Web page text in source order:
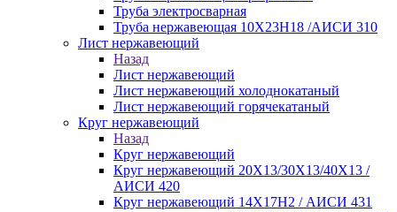
Труба электросварная
Труба нержавеющая 10Х23Н18 /АИСИ 310
Лист нержавеющий
Назад
Лист нержавеющий
Лист нержавеющий холоднокатаный
Лист нержавеющий горячекатаный
Круг нержавеющий
Назад
Круг нержавеющий
Круг нержавеющий 20Х13/30Х13/40Х13 /
АИСИ 420
Круг нержавеющий 14Х17Н2 / АИСИ 431